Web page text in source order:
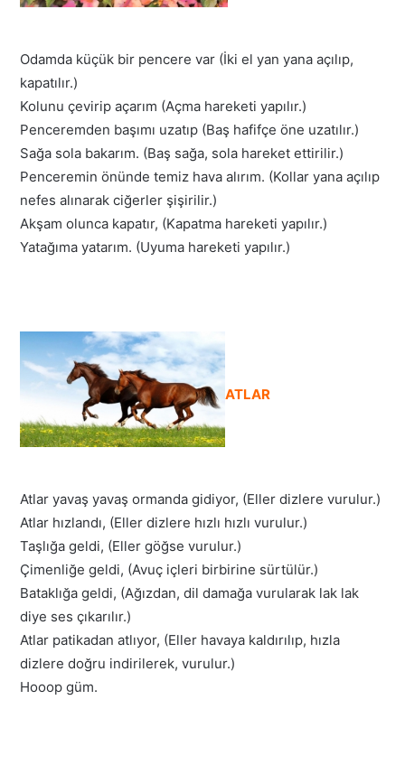
Odamda küçük bir pencere var (İki el yan yana açılıp,
kapatılır.)
Kolunu çevirip açarım (Açma hareketi yapılır.)
Penceremden başımı uzatıp (Baş hafifçe öne uzatılır.)
Sağa sola bakarım. (Baş sağa, sola hareket ettirilir.)
Penceremin önünde temiz hava alırım. (Kollar yana açılıp
nefes alınarak ciğerler şişirilir.)
Akşam olunca kapatır, (Kapatma hareketi yapılır.)
Yatağıma yatarım. (Uyuma hareketi yapılır.)
ATLAR
Atlar yavaş yavaş ormanda gidiyor, (Eller dizlere vurulur.)
Atlar hızlandı, (Eller dizlere hızlı hızlı vurulur.)
Taşlığa geldi, (Eller göğse vurulur.)
Çimenliğe geldi, (Avuç içleri birbirine sürtülür.)
Bataklığa geldi, (Ağızdan, dil damağa vurularak lak lak
diye ses çıkarılır.)
Atlar patikadan atlıyor, (Eller havaya kaldırılıp, hızla
dizlere doğru indirilerek, vurulur.)
Hooop güm.